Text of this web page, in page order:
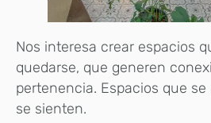
Nos interesa crear espacios
quedarse, que generen
pertenencia. Espacios que
se sienten.